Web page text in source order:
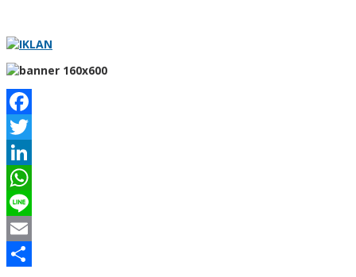
Facebook
Twitter
LinkedIn
WhatsApp
Line
Email